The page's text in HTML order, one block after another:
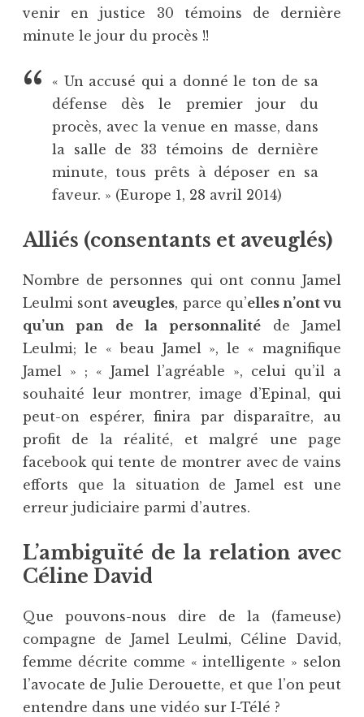
venir en justice 30 témoins de dernière
minute le jour du procès !!
« Un accusé qui a donné le ton de sa
défense dès le premier jour du
procès, avec la venue en masse, dans
la salle de 33 témoins de dernière
minute, tous prêts à déposer en sa
faveur. » (Europe 1, 28 avril 2014)
Alliés (consentants et aveuglés)
Nombre de personnes qui ont connu Jamel
Leulmi sont aveugles, parce qu’elles n’ont vu
qu’un pan de la personnalité de Jamel
Leulmi; le « beau Jamel », le « magnifique
Jamel » ; « Jamel l’agréable », celui qu’il a
souhaité leur montrer, image d’Epinal, qui
peut-on espérer, finira par disparaître, au
profit de la réalité, et malgré une page
facebook qui tente de montrer avec de vains
efforts que la situation de Jamel est une
erreur judiciaire parmi d’autres.
L’ambiguïté de la relation avec
Céline David
Que pouvons-nous dire de la (fameuse)
compagne de Jamel Leulmi, Céline David,
femme décrite comme « intelligente » selon
l’avocate de Julie Derouette, et que l’on peut
entendre dans une vidéo sur I-Télé ?